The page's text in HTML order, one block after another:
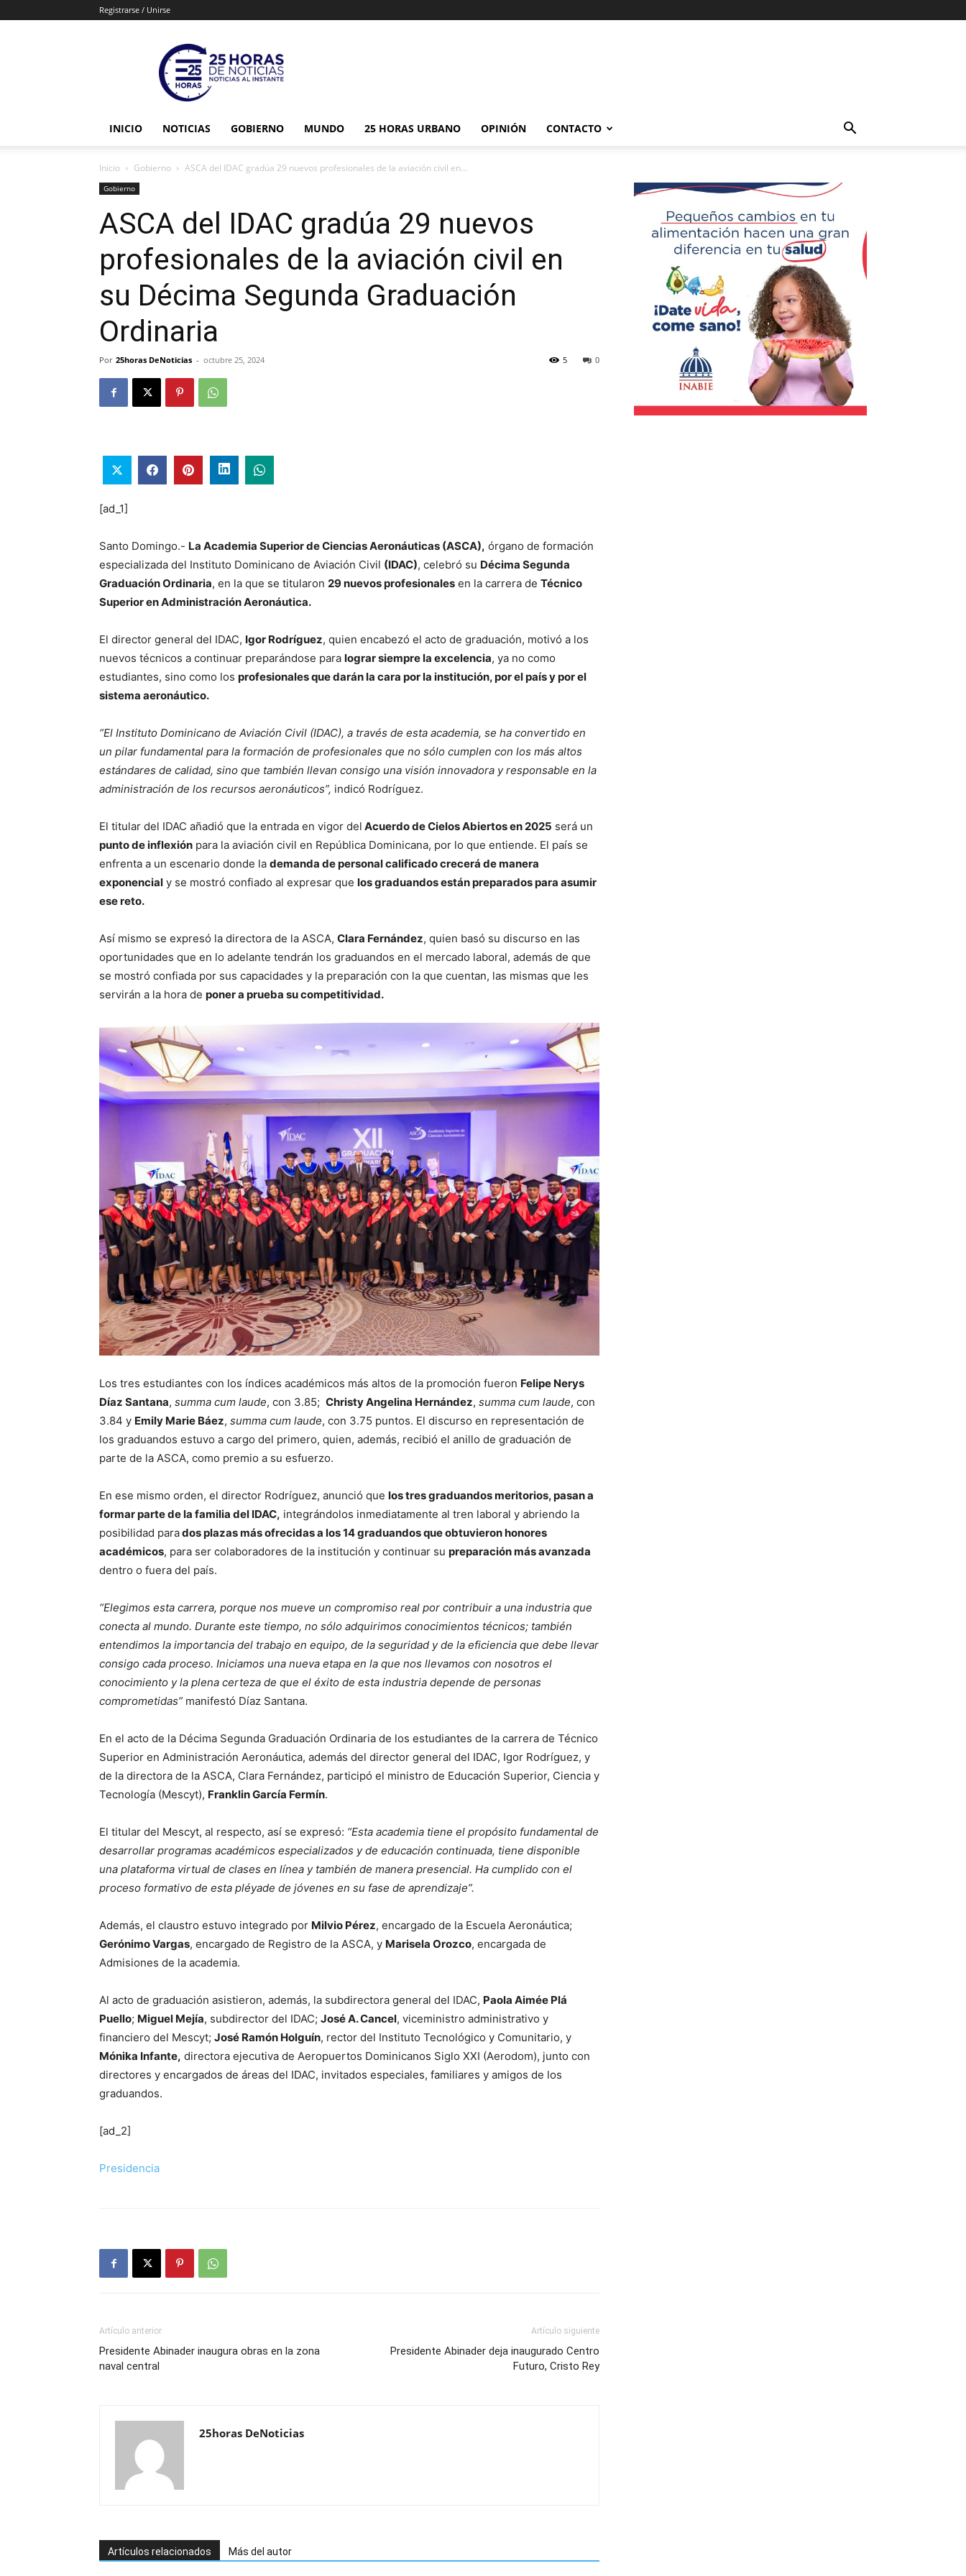
Registrarse / Unirse
INICIO NOTICIAS GOBIERNO MUNDO 25 HORAS URBANO OPINIÓN CONTACTO
Inicio Gobierno ASCA del IDAC gradúa 29 nuevos profesionales de la aviación civil en...
Gobierno
ASCA del IDAC gradúa 29 nuevos
profesionales de la aviación civil en
su Décima Segunda Graduación
Ordinaria
Por 25horas DeNoticias - octubre 25, 2024 0
5
[ad_1]
Santo Domingo.- La Academia Superior de Ciencias Aeronáuticas (ASCA), órgano de formación
especializada del Instituto Dominicano de Aviación Civil (IDAC), celebró su Décima Segunda
Graduación Ordinaria, en la que se titularon 29 nuevos profesionales en la carrera de Técnico
Superior en Administración Aeronáutica.
El director general del IDAC, Igor Rodríguez, quien encabezó el acto de graduación, motivó a los
nuevos técnicos a continuar preparándose para lograr siempre la excelencia, ya no como
estudiantes, sino como los profesionales que darán la cara por la institución, por el país y por el
sistema aeronáutico.
“El Instituto Dominicano de Aviación Civil (IDAC), a través de esta academia, se ha convertido en
un pilar fundamental para la formación de profesionales que no sólo cumplen con los más altos
estándares de calidad, sino que también llevan consigo una visión innovadora y responsable en la
administración de los recursos aeronáuticos”, indicó Rodríguez.
El titular del IDAC añadió que la entrada en vigor del Acuerdo de Cielos Abiertos en 2025 será un
punto de inflexión para la aviación civil en República Dominicana, por lo que entiende. El país se
enfrenta a un escenario donde la demanda de personal calificado crecerá de manera
exponencial y se mostró confiado al expresar que los graduandos están preparados para asumir
ese reto.
Así mismo se expresó la directora de la ASCA, Clara Fernández, quien basó su discurso en las
oportunidades que en lo adelante tendrán los graduandos en el mercado laboral, además de que
se mostró confiada por sus capacidades y la preparación con la que cuentan, las mismas que les
servirán a la hora de poner a prueba su competitividad.
Los tres estudiantes con los índices académicos más altos de la promoción fueron Felipe Nerys
Díaz Santana, summa cum laude, con 3.85; Christy Angelina Hernández, summa cum laude, con
3.84 y Emily Marie Báez, summa cum laude, con 3.75 puntos. El discurso en representación de
los graduandos estuvo a cargo del primero, quien, además, recibió el anillo de graduación de
parte de la ASCA, como premio a su esfuerzo.
En ese mismo orden, el director Rodríguez, anunció que los tres graduandos meritorios, pasan a
formar parte de la familia del IDAC, integrándolos inmediatamente al tren laboral y abriendo la
posibilidad parados plazas más ofrecidas a los 14 graduandos que obtuvieron honores
académicos, para ser colaboradores de la institución y continuar su preparación más avanzada
dentro o fuera del país.
“Elegimos esta carrera, porque nos mueve un compromiso real por contribuir a una industria que
conecta al mundo. Durante este tiempo, no sólo adquirimos conocimientos técnicos; también
entendimos la importancia del trabajo en equipo, de la seguridad y de la eficiencia que debe llevar
consigo cada proceso. Iniciamos una nueva etapa en la que nos llevamos con nosotros el
conocimiento y la plena certeza de que el éxito de esta industria depende de personas
comprometidas” manifestó Díaz Santana.
En el acto de la Décima Segunda Graduación Ordinaria de los estudiantes de la carrera de Técnico
Superior en Administración Aeronáutica, además del director general del IDAC, Igor Rodríguez, y
de la directora de la ASCA, Clara Fernández, participó el ministro de Educación Superior, Ciencia y
Tecnología (Mescyt), Franklin García Fermín.
El titular del Mescyt, al respecto, así se expresó: “Esta academia tiene el propósito fundamental de
desarrollar programas académicos especializados y de educación continuada, tiene disponible
una plataforma virtual de clases en línea y también de manera presencial. Ha cumplido con el
proceso formativo de esta pléyade de jóvenes en su fase de aprendizaje”.
Además, el claustro estuvo integrado por Milvio Pérez, encargado de la Escuela Aeronáutica;
Gerónimo Vargas, encargado de Registro de la ASCA, y Marisela Orozco, encargada de
Admisiones de la academia.
Al acto de graduación asistieron, además, la subdirectora general del IDAC, Paola Aimée Plá
Puello; Miguel Mejía, subdirector del IDAC; José A. Cancel, viceministro administrativo y
financiero del Mescyt; José Ramón Holguín, rector del Instituto Tecnológico y Comunitario, y
Mónika Infante, directora ejecutiva de Aeropuertos Dominicanos Siglo XXI (Aerodom), junto con
directores y encargados de áreas del IDAC, invitados especiales, familiares y amigos de los
graduandos.
[ad_2]
Presidencia
Artículo anterior
Presidente Abinader inaugura obras en la zona
naval central
Artículo siguiente
Presidente Abinader deja inaugurado Centro
Futuro, Cristo Rey
25horas DeNoticias
Artículos relacionados Más del autor